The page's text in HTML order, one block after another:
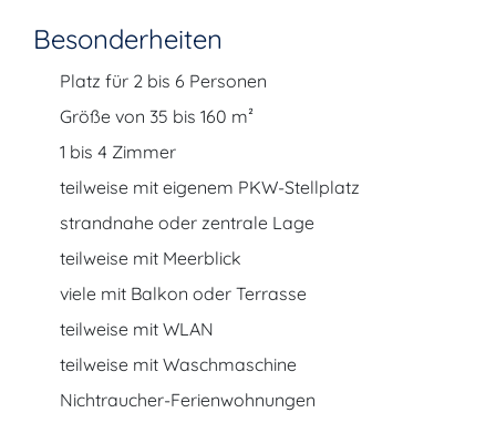
Besonderheiten
Platz für 2 bis 6 Personen
Größe von 35 bis 160 m²
1 bis 4 Zimmer
teilweise mit eigenem PKW-Stellplatz
strandnahe oder zentrale Lage
teilweise mit Meerblick
viele mit Balkon oder Terrasse
teilweise mit WLAN
teilweise mit Waschmaschine
Nichtraucher-Ferienwohnungen